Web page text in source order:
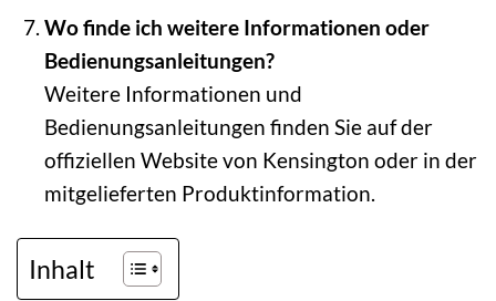
Wo finde ich weitere Informationen oder
Bedienungsanleitungen?
Weitere Informationen und
Bedienungsanleitungen finden Sie auf der
offiziellen Website von Kensington oder in der
mitgelieferten Produktinformation.
Inhalt